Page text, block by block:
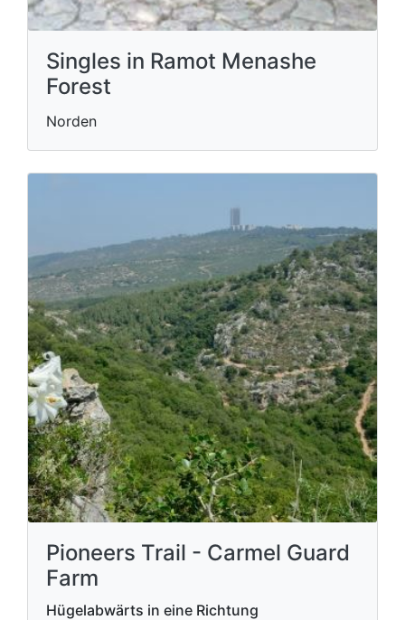
Singles in Ramot Menashe
Forest
Norden
Pioneers Trail - Carmel Guard
Farm
Hügelabwärts in eine Richtung